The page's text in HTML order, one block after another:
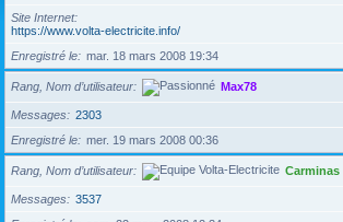
Site Internet
https://www.volta-electricite.info/
Enregistré le
mar. 18 mars 2008 19:34
Rang, Nom d’utilisateur Max78
Messages
2303
Enregistré le
mer. 19 mars 2008 00:36
Rang, Nom d’utilisateur Carminas
Messages
3537